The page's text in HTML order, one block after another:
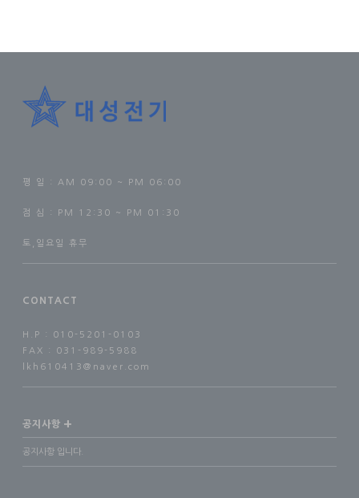
평 일 : AM 09:00 ~ PM 06:00
점 심 : PM 12:30 ~ PM 01:30
토,일요일 휴무
CONTACT
H.P : 010-5201-0103
FAX : 031-989-5988
lkh610413@naver.com
공지사항 +
공지사항 입니다.